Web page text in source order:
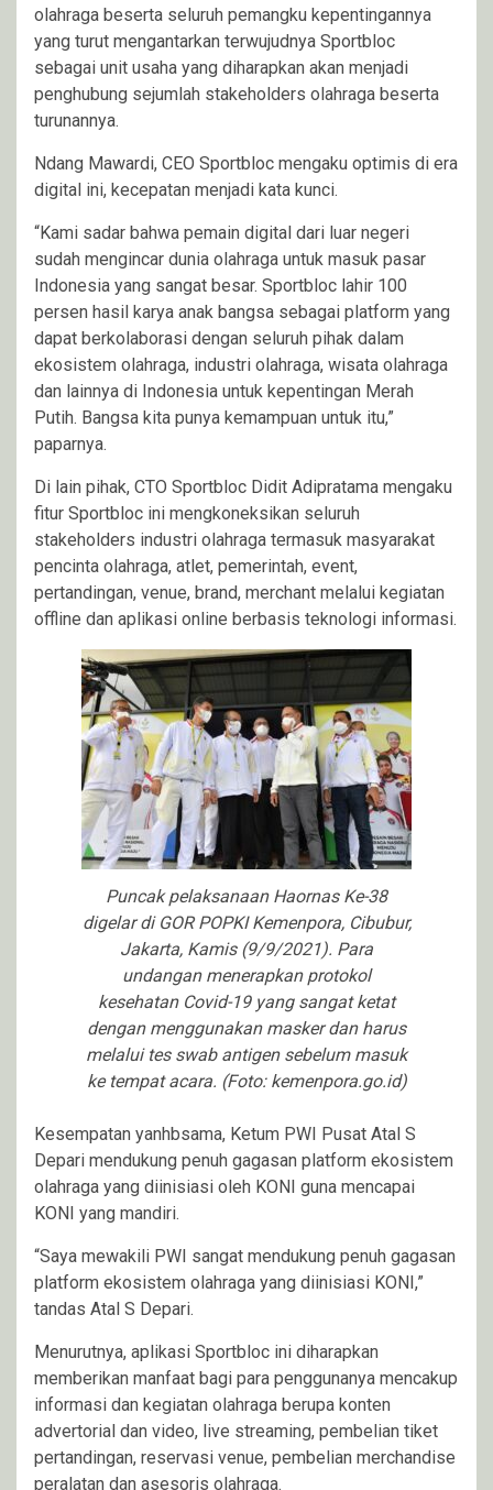
olahraga beserta seluruh pemangku kepentingannya
yang turut mengantarkan terwujudnya Sportbloc
sebagai unit usaha yang diharapkan akan menjadi
penghubung sejumlah stakeholders olahraga beserta
turunannya.
Ndang Mawardi, CEO Sportbloc mengaku optimis di era
digital ini, kecepatan menjadi kata kunci.
“Kami sadar bahwa pemain digital dari luar negeri
sudah mengincar dunia olahraga untuk masuk pasar
Indonesia yang sangat besar. Sportbloc lahir 100
persen hasil karya anak bangsa sebagai platform yang
dapat berkolaborasi dengan seluruh pihak dalam
ekosistem olahraga, industri olahraga, wisata olahraga
dan lainnya di Indonesia untuk kepentingan Merah
Putih. Bangsa kita punya kemampuan untuk itu,”
paparnya.
Di lain pihak, CTO Sportbloc Didit Adipratama mengaku
fitur Sportbloc ini mengkoneksikan seluruh
stakeholders industri olahraga termasuk masyarakat
pencinta olahraga, atlet, pemerintah, event,
pertandingan, venue, brand, merchant melalui kegiatan
offline dan aplikasi online berbasis teknologi informasi.
Puncak pelaksanaan Haornas Ke-38
digelar di GOR POPKI Kemenpora, Cibubur,
Jakarta, Kamis (9/9/2021). Para
undangan menerapkan protokol
kesehatan Covid-19 yang sangat ketat
dengan menggunakan masker dan harus
melalui tes swab antigen sebelum masuk
ke tempat acara. (Foto: kemenpora.go.id)
Kesempatan yanhbsama, Ketum PWI Pusat Atal S
Depari mendukung penuh gagasan platform ekosistem
olahraga yang diinisiasi oleh KONI guna mencapai
KONI yang mandiri.
“Saya mewakili PWI sangat mendukung penuh gagasan
platform ekosistem olahraga yang diinisiasi KONI,”
tandas Atal S Depari.
Menurutnya, aplikasi Sportbloc ini diharapkan
memberikan manfaat bagi para penggunanya mencakup
informasi dan kegiatan olahraga berupa konten
advertorial dan video, live streaming, pembelian tiket
pertandingan, reservasi venue, pembelian merchandise
peralatan dan asesoris olahraga.